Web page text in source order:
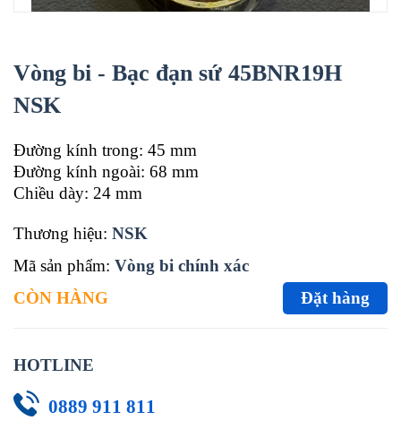
Vòng bi - Bạc đạn sứ 45BNR19H
NSK
Đường kính trong: 45 mm
Đường kính ngoài: 68 mm
Chiều dày: 24 mm
Thương hiệu: NSK
Mã sản phẩm: Vòng bi chính xác
CÒN HÀNG
Đặt hàng
HOTLINE
0889 911 811